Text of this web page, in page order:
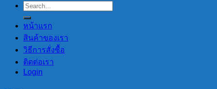
Search
for:
หน้าแรก
สินค้าของเรา
วิธีการสั่งซื้อ
ติดต่อเรา
Login